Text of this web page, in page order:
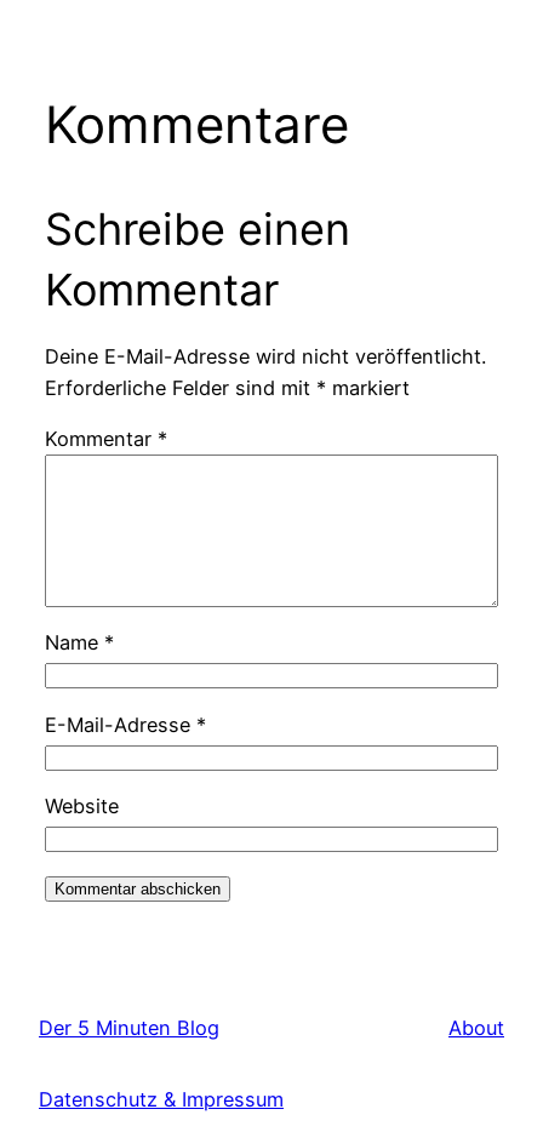
Kommentare
Schreibe einen
Kommentar
Deine E-Mail-Adresse wird nicht veröffentlicht.
Erforderliche Felder sind mit * markiert
Kommentar *
Name *
E-Mail-Adresse *
Website
Der 5 Minuten Blog About
Datenschutz & Impressum